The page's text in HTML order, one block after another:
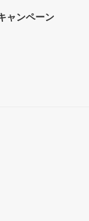
ャンペーン